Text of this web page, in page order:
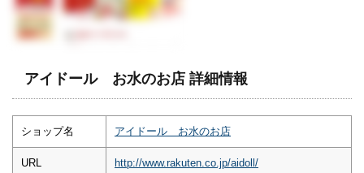
アイドール お水のお店 詳細情報
ショップ名 アイドール お水のお店
URL http://www.rakuten.co.jp/aidoll/